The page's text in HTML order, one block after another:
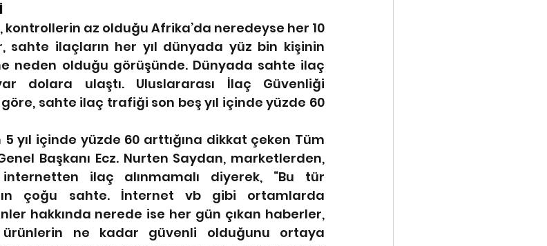
kontrollerin az olduğu Afrika’da neredeyse her 10
sahte ilaçların her yıl dünyada yüz bin kişinin
neden olduğu görüşünde. Dünyada sahte ilaç
dolara ulaştı. Uluslararası İlaç Güvenliği
göre, sahte ilaç trafiği son beş yıl içinde yüzde 60
yıl içinde yüzde 60 arttığına dikkat çeken Tüm
Başkanı Ecz. Nurten Saydan, marketlerden,
ilaç alınmamalı diyerek, “Bu tür
çoğu sahte. İnternet vb gibi ortamlarda
hakkında nerede ise her gün çıkan haberler,
ne kadar güvenli olduğunu ortaya